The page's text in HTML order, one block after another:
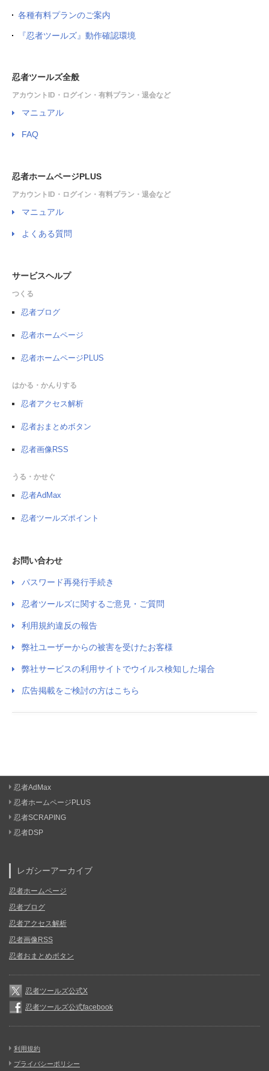
各種有料プランのご案内
『忍者ツールズ』動作確認環境
忍者ツールズ全般
アカウントID・ログイン・有料プラン・退会など
マニュアル
FAQ
忍者ホームページPLUS
アカウントID・ログイン・有料プラン・退会など
マニュアル
よくある質問
サービスヘルプ
つくる
忍者ブログ
忍者ホームページ
忍者ホームページPLUS
はかる・かんりする
忍者アクセス解析
忍者おまとめボタン
忍者画像RSS
うる・かせぐ
忍者AdMax
忍者ツールズポイント
お問い合わせ
パスワード再発行手続き
忍者ツールズに関するご意見・ご質問
利用規約違反の報告
弊社ユーザーからの被害を受けたお客様
弊社サービスの利用サイトでウイルス検知した場合
広告掲載をご検討の方はこちら
忍者AdMax
忍者ホームページPLUS
忍者SCRAPING
忍者DSP
レガシーアーカイブ
忍者ホームページ
忍者ブログ
忍者アクセス解析
忍者画像RSS
忍者おまとめボタン
忍者ツールズ公式X
忍者ツールズ公式facebook
利用規約
プライバシーポリシー